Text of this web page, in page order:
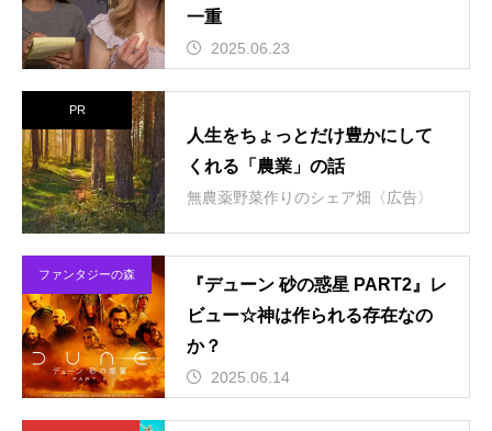
一重
2025.06.23
PR
人生をちょっとだけ豊かにして
くれる「農業」の話
無農薬野菜作りのシェア畑〈広告〉
ファンタジーの森
『デューン 砂の惑星 PART2』レ
ビュー☆神は作られる存在なの
か？
2025.06.14